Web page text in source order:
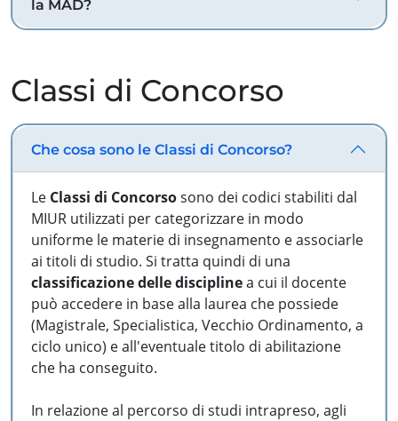
la MAD?
Classi di Concorso
Che cosa sono le Classi di Concorso?
Le Classi di Concorsosono dei codici stabiliti dal
MIUR utilizzati per categorizzare in modo
uniforme le materie di insegnamento e associarle
ai titoli di studio. Si tratta quindi di una
classificazione delle disciplinea cui il docente
può accedere in base alla laurea che possiede
(Magistrale, Specialistica, Vecchio Ordinamento, a
ciclo unico) e all'eventuale titolo di abilitazione
che ha conseguito.
In relazione al percorso di studi intrapreso, agli